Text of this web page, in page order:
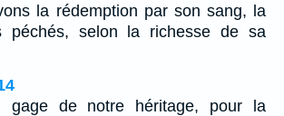
la rédemption par son sang, la
péchés, selon la richesse de sa
gage de notre héritage, pour la